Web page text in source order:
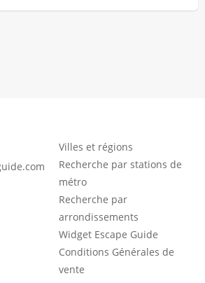
Villes et régions
Recherche par stations de
métro
Recherche par
arrondissements
Widget Escape Guide
Conditions Générales de
vente